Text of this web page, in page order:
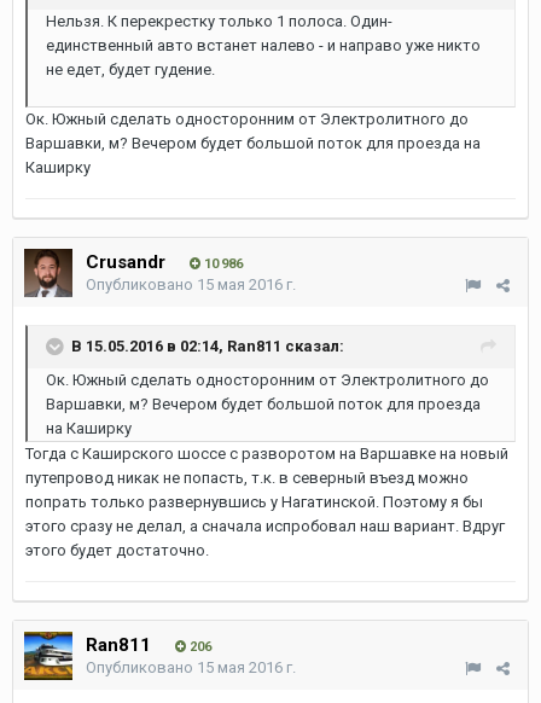
Нельзя. К перекрестку только 1 полоса. Один-
единственный авто встанет налево - и направо уже никто
не едет, будет гудение.
Ок. Южный сделать односторонним от Электролитного до
Варшавки, м? Вечером будет большой поток для проезда на
Каширку
Crusandr 10 986
Опубликовано 15 мая 2016 г.
В 15.05.2016 в 02:14, Ran811 сказал:
Ок. Южный сделать односторонним от Электролитного до
Варшавки, м? Вечером будет большой поток для проезда
на Каширку
Тогда с Каширского шоссе с разворотом на Варшавке на новый
путепровод никак не попасть, т.к. в северный въезд можно
попрать только развернувшись у Нагатинской. Поэтому я бы
этого сразу не делал, а сначала испробовал наш вариант. Вдруг
этого будет достаточно.
Ran811 206
Опубликовано 15 мая 2016 г.